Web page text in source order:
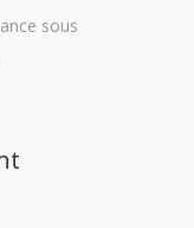
sous